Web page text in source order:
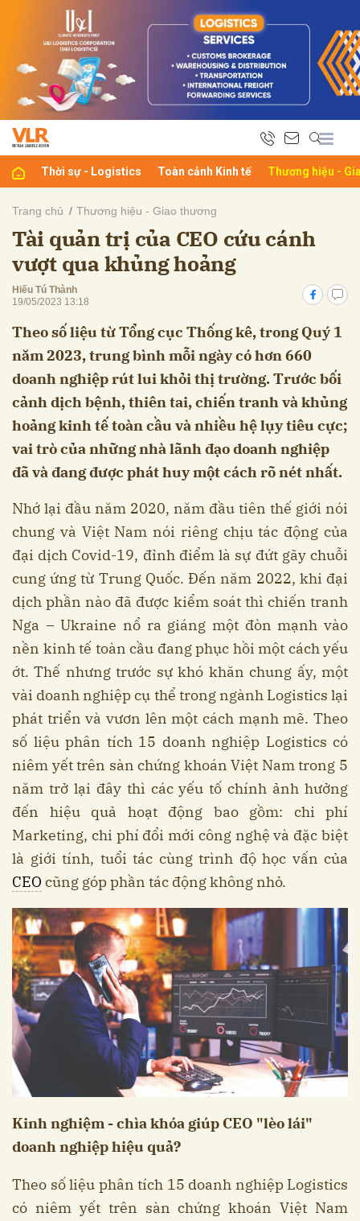
Thời sự - Logistics Toàn cảnh Kinh tế Thương hiệu -
Trang chủ Thương hiệu - Giao thương
Tài quản trị của CEO cứu cánh
vượt qua khủng hoảng
Hiếu Tú Thành
19/05/2023 13:18
Theo số liệu từ Tổng cục Thống kê, trong Quý 1
năm 2023, trung bình mỗi ngày có hơn 660
doanh nghiệp rút lui khỏi thị trường. Trước bối
cảnh dịch bệnh, thiên tai, chiến tranh và khủng
hoảng kinh tế toàn cầu và nhiều hệ lụy tiêu cực;
vai trò của những nhà lãnh đạo doanh nghiệp
đã và đang được phát huy một cách rõ nét nhất.
Nhớ lại đầu năm 2020, năm đầu tiên thế giới nói
chung và Việt Nam nói riêng chịu tác động của
đại dịch Covid-19, đỉnh điểm là sự đứt gãy chuỗi
cung ứng từ Trung Quốc. Đến năm 2022, khi đại
dịch phần nào đã được kiểm soát thì chiến tranh
Nga – Ukraine nổ ra giáng một đòn mạnh vào
nền kinh tế toàn cầu đang phục hồi một cách yếu
ớt. Thế nhưng trước sự khó khăn chung ấy, một
vài doanh nghiệp cụ thể trong ngành Logistics lại
phát triển và vươn lên một cách mạnh mẽ. Theo
số liệu phân tích 15 doanh nghiệp Logistics có
niêm yết trên sàn chứng khoán Việt Nam trong 5
năm trở lại đây thì các yếu tố chính ảnh hưởng
đến hiệu quả hoạt động bao gồm: chi phí
Marketing, chi phí đổi mới công nghệ và đặc biệt
là giới tính, tuổi tác cùng trình độ học vấn của
CEO cũng góp phần tác động không nhỏ.
Kinh nghiệm - chìa khóa giúp CEO "lèo lái"
doanh nghiệp hiệu quả?
Theo số liệu phân tích 15 doanh nghiệp Logistics
có niêm yết trên sàn chứng khoán Việt Nam
luận
Hủy